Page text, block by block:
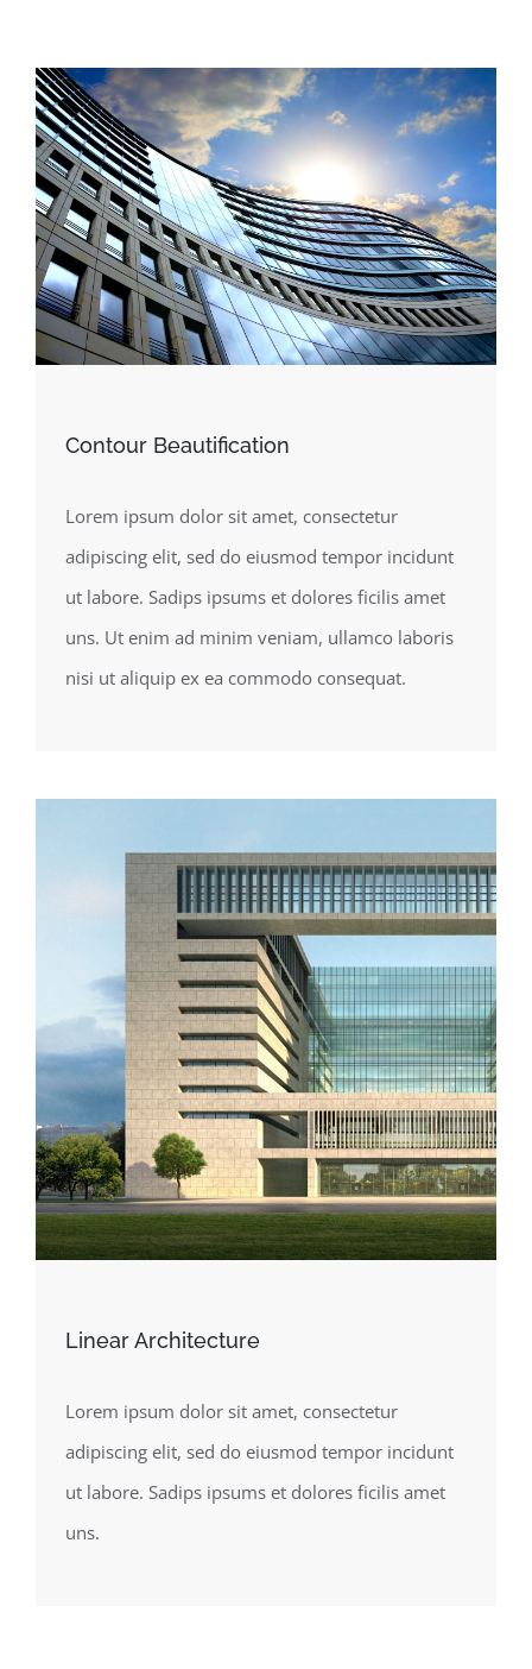
Contour Beautification
Lorem ipsum dolor sit amet, consectetur
adipiscing elit, sed do eiusmod tempor incidunt
ut labore. Sadips ipsums et dolores ficilis amet
uns. Ut enim ad minim veniam, ullamco laboris
nisi ut aliquip ex ea commodo consequat.
Linear Architecture
Lorem ipsum dolor sit amet, consectetur
adipiscing elit, sed do eiusmod tempor incidunt
ut labore. Sadips ipsums et dolores ficilis amet
uns.